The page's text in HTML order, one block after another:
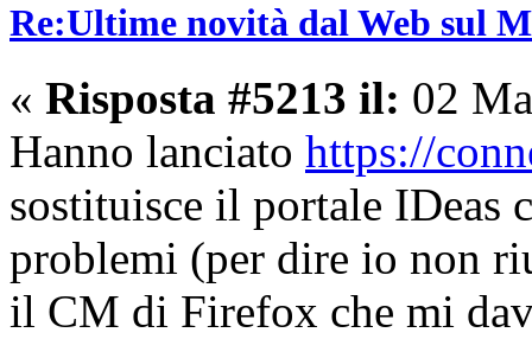
Re:Ultime novità dal Web sul
« Risposta #5213 il: 02
Hanno lanciato https://
sostituisce il portale IDeas
problemi (per dire io non
il CM di Firefox che mi